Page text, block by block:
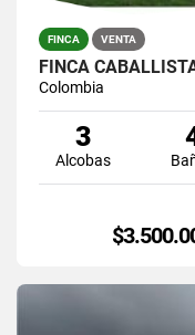
FINCA VENTA
Colombia
3
Alcobas